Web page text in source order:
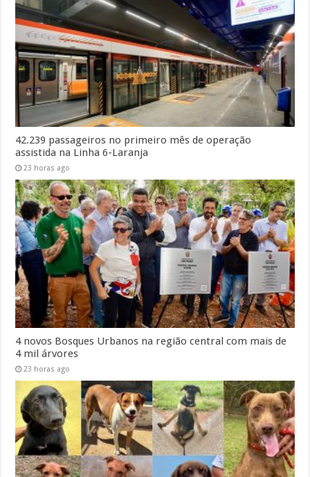
42.239 passageiros no primeiro mês de operação
assistida na Linha 6-Laranja
23 horas ago
4 novos Bosques Urbanos na região central com mais de
4 mil árvores
23 horas ago